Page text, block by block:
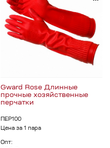
Gward Rose Длинные
прочные хозяйственные
перчатки
ПЕР100
Цена за 1 пара
Опт: